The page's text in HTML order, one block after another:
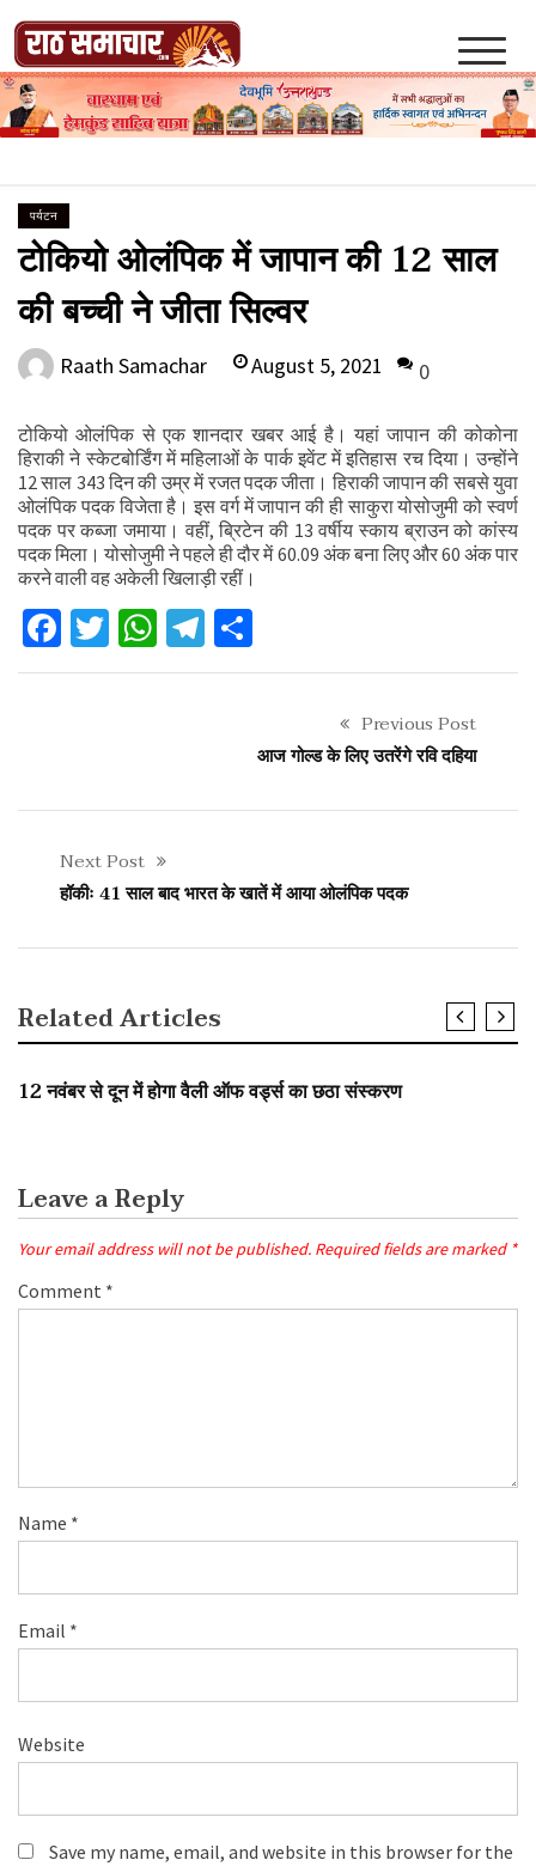
content
Raath Samachar
पर्यटन
टोकियो ओलंपिक में जापान की 12 साल
की बच्ची ने जीता सिल्वर
Raath Samachar August 5, 2021 0
टोकियो ओलंपिक से एक शानदार खबर आई है। यहां जापान की कोकोना
हिराकी ने स्केटबोर्डिंग में महिलाओं के पार्क इवेंट में इतिहास रच दिया। उन्होंने
12 साल 343 दिन की उम्र में रजत पदक जीता। हिराकी जापान की सबसे युवा
ओलंपिक पदक विजेता है। इस वर्ग में जापान की ही साकुरा योसोजुमी को स्वर्ण
पदक पर कब्जा जमाया। वहीं, ब्रिटेन की 13 वर्षीय स्काय ब्राउन को कांस्य
पदक मिला। योसोजुमी ने पहले ही दौर में 60.09 अंक बना लिए और 60 अंक पार
करने वाली वह अकेली खिलाड़ी रहीं।
Facebook
Twitter
WhatsApp
Telegram
Previous Post
आज गोल्ड के लिए उतरेंगे रवि दहिया
Next Post
हॉकीः 41 साल बाद भारत के खातें में आया ओलंपिक पदक
Related Articles
12 नवंबर से दून में होगा वैली ऑफ वर्ड्स का छठा संस्करण
Leave a Reply
Your email address will not be published. Required fields are marked *
Comment *
Name *
Email *
Website
Save my name, email, and website in this browser for the